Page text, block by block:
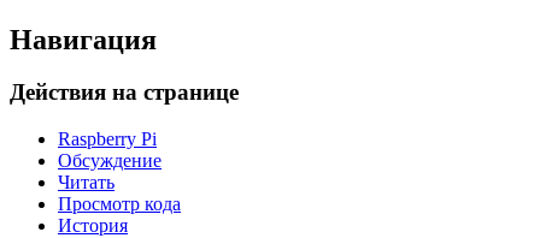
Навигация
Действия на странице
Raspberry Pi
Обсуждение
Читать
Просмотр кода
История